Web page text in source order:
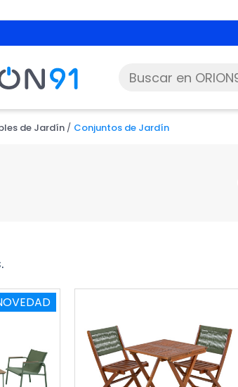
de Jardín Conjuntos de Jardín